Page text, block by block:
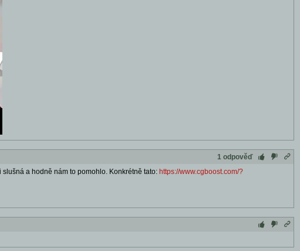
1 odpověď
a hodně nám to pomohlo. Konkrétně tato: https://www.cgboost.com/?